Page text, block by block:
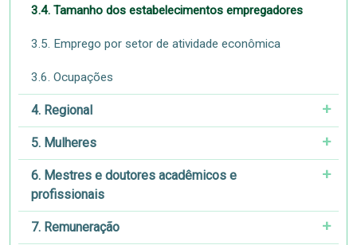
3.4. Tamanho dos estabelecimentos empregadores
3.5. Emprego por setor de atividade econômica
3.6. Ocupações
4. Regional
5. Mulheres
6. Mestres e doutores acadêmicos e
profissionais
7. Remuneração